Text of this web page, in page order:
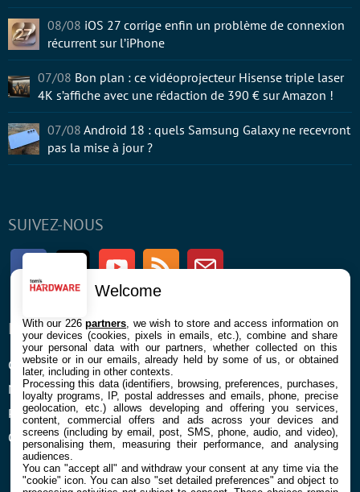
SUIVEZ-NOUS
FacebookTwitter Youtube RSS Newsletter
ENTREPRISE
Confidentialité et Cookies
Mentions légales et CGU
Préférences Cookies
Qui sommes nous
À PROPOS
Contact
08/08 iOS 27 corrige enfin un problème de connexion
récurrent sur l’iPhone
07/08 Bon plan : ce vidéoprojecteur Hisense triple laser
4K s’affiche avec une rédaction de 390 € sur Amazon !
07/08 Android 18 : quels Samsung Galaxy ne recevront
pas la mise à jour ?
Welcome
With our 226partners , we wish to store and access information on
your devices (cookies, pixels in emails, etc.), combine and share
your personal data with our partners, whether collected on this
website or in our emails, already held by some of us, or obtained
later, including in other contexts.
Processing this data (identifiers, browsing, preferences, purchases,
loyalty programs, IP, postal addresses and emails, phone, precise
geolocation, etc.) allows developing and offering you services,
content, commercial offers and ads across your devices and
screens (including by email, post, SMS, phone, audio, and video),
personalising them, measuring their performance, and analysing
audiences.
You can "accept all" and withdraw your consent at any time via the
"cookie" icon. You can also "set detailed preferences" and object to